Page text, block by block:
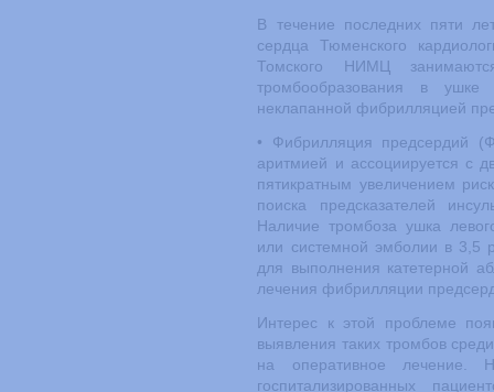
В течение последних пяти
сердца Тюменского
Томского НИМЦ
тромбообразования в
неклапанной фибрилляцией
• Фибрилляция предсердий
аритмией и ассоциируется с
пятикратным увеличением
поиска предсказателей
Наличие тромбоза ушка
или системной эмболии в 3,5
для выполнения катетерной
лечения фибрилляции
Интерес к этой проблеме
выявления таких тромбов
на оперативное лечение.
госпитализированных